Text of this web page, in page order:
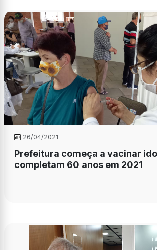
26/04/2021
Prefeitura começa a vacinar
completam 60 anos em 2021